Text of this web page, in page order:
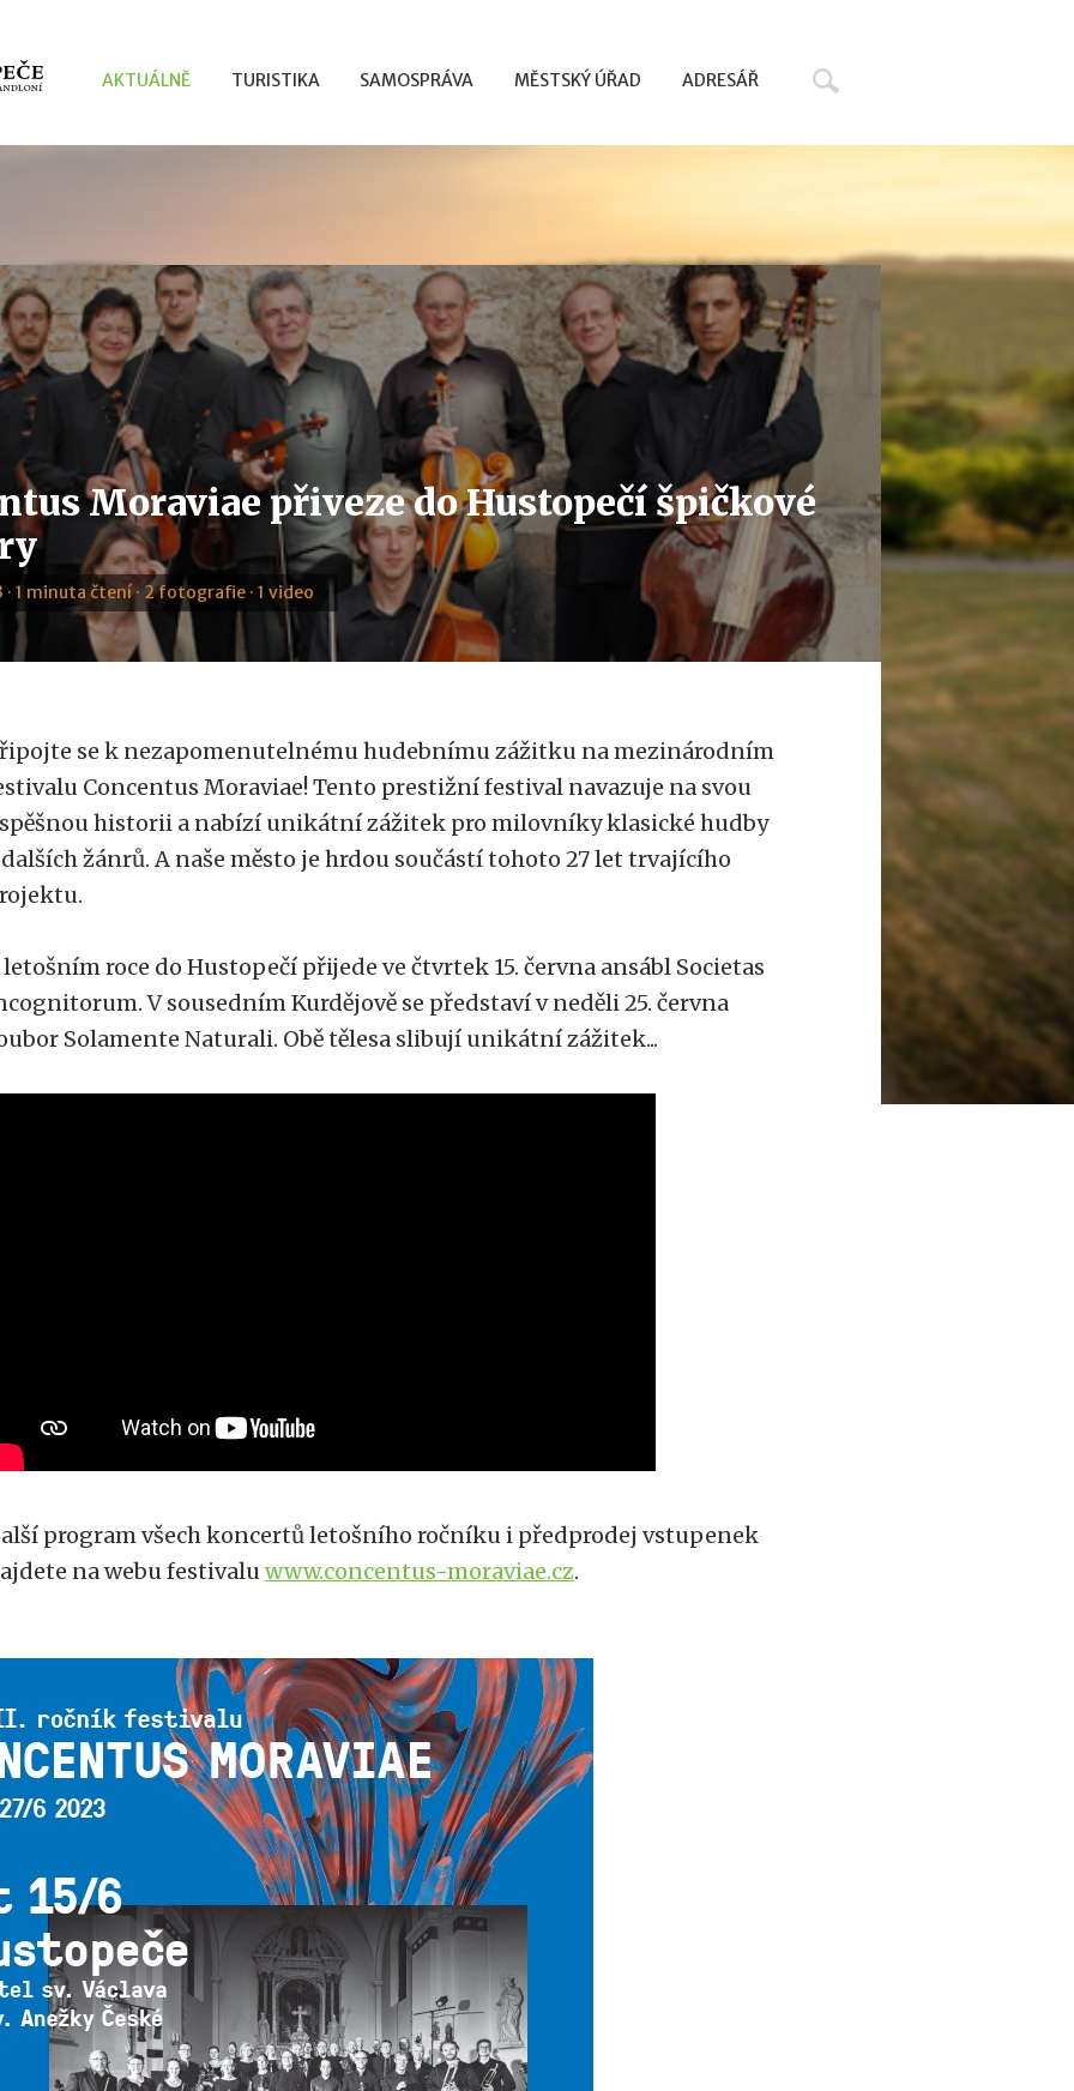
AKTUÁLNĚ TURISTIKA SAMOSPRÁVA MĚSTSKÝ ÚŘAD ADRESÁŘ
Moraviae přiveze do Hustopečí špičkové
· 1 minuta čtení · 2 fotografie · 1 video
se k nezapomenutelnému hudebnímu zážitku na mezinárodním
Concentus Moraviae! Tento prestižní festival navazuje na svou
historii a nabízí unikátní zážitek pro milovníky klasické hudby
žánrů. A naše město je hrdou součástí tohoto 27 let trvajícího
letošním roce do Hustopečí přijede ve čtvrtek 15. června ansábl Societas
V sousedním Kurdějově se představí v neděli 25. června
Solamente Naturali. Obě tělesa slibují unikátní zážitek...
program všech koncertů letošního ročníku i předprodej vstupenek
na webu festivaluwww.concentus-moraviae.cz.